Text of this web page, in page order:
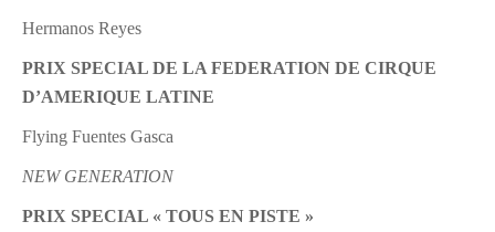
Hermanos Reyes
PRIX SPECIAL DE LA FEDERATION DE CIRQUE
D’AMERIQUE LATINE
Flying Fuentes Gasca
NEW GENERATION
PRIX SPECIAL « TOUS EN PISTE »